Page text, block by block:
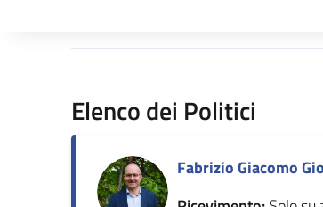
Elenco dei Politici
Fabrizio Giacomo